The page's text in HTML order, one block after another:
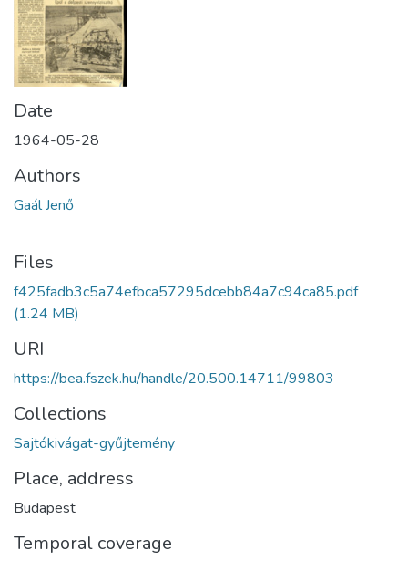
Date
1964-05-28
Authors
Gaál Jenő
Files
f425fadb3c5a74efbca57295dcebb84a7c94ca85.pdf
(1.24 MB)
URI
https://bea.fszek.hu/handle/20.500.14711/99803
Collections
Sajtókivágat-gyűjtemény
Place, address
Budapest
Temporal coverage